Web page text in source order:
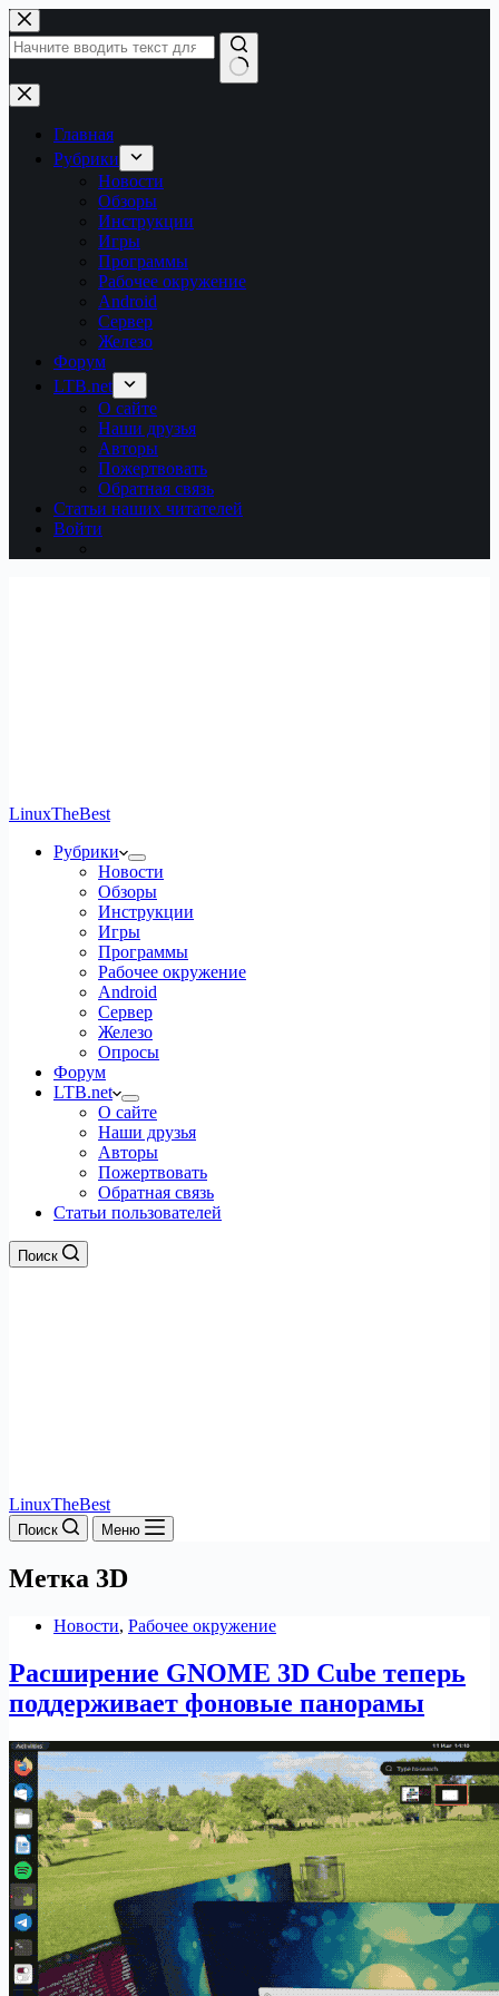
Перейти
к
сути
Ничего
не
найденоГлавная
Рубрики
Новости
Обзоры
Инструкции
Игры
Программы
Рабочее окружение
Android
Сервер
Железо
Форум
LTB.net
О сайте
Наши друзья
Авторы
Пожертвовать
Обратная связь
Статьи наших читателей
Войти
LinuxTheBest
Рубрики
Новости
Обзоры
Инструкции
Игры
Программы
Рабочее окружение
Android
Сервер
Железо
Опросы
Форум
LTB.net
О сайте
Наши друзья
Авторы
Пожертвовать
Обратная связь
Статьи пользователей
Поиск
LinuxTheBest
Поиск Меню
Метка 3D
Новости, Рабочее окружение
Расширение GNOME 3D Cube теперь
поддерживает фоновые панорамы